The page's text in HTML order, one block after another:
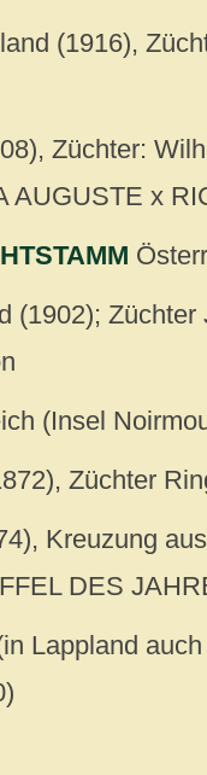
(1916),
Züchter:
AUGUSTE x
(1902);
(Insel
Züchter
Kreuzung
DES
Lappland